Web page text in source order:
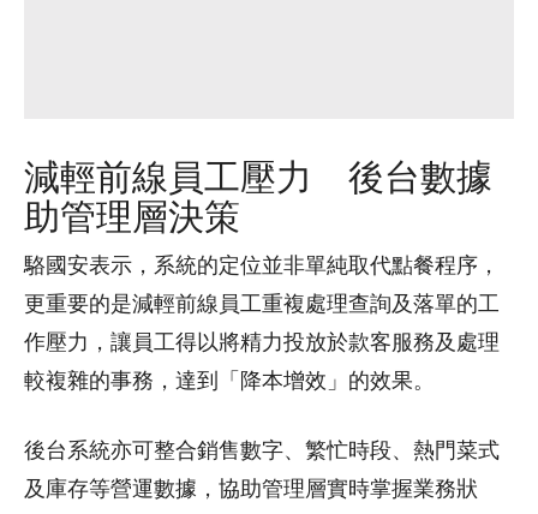
減輕前線員工壓力 後台數據
助管理層決策
駱國安表示，系統的定位並非單純取代點餐程序，
更重要的是減輕前線員工重複處理查詢及落單的工
作壓力，讓員工得以將精力投放於款客服務及處理
較複雜的事務，達到「降本增效」的效果。
後台系統亦可整合銷售數字、繁忙時段、熱門菜式
及庫存等營運數據，協助管理層實時掌握業務狀